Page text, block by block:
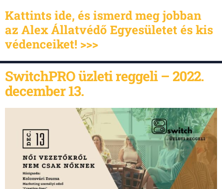
Kattints ide, és ismerd meg jobban
az Alex Állatvédő Egyesületet és kis
védenceiket! >>>
SwitchPRO üzleti reggeli – 2022.
december 13.